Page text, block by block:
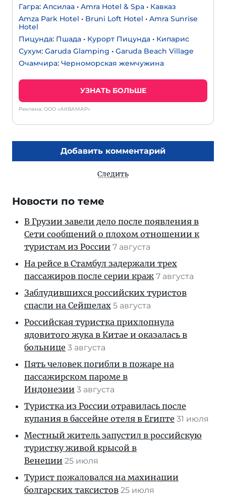
Гагра: Апсилаа • Amra Hotel & Spa • Кавказ
Amza Park Hotel • Bruni Loft Hotel • Amra Sunrise
Hotel
Пицунда: Пшада • Курорт Пицунда • Кипарис
Сухум: Garuda Glamping • Garuda Beach Village
Очамчира: Черноморская жемчужина
УЗНАТЬ БОЛЬШЕ
Реклама: ООО «АКВАМАР»
Добавить комментарий
Следить
Новости по теме
В Грузии завели дело после появления в
Сети сообщений о плохом отношении к
туристам из России 7 августа
На рейсе в Стамбул задержали трех
пассажиров после серии краж 7 августа
Заблудившихся российских туристов
спасли на Сейшелах 5 августа
Российская туристка прихлопнула
ядовитого жука в Китае и оказалась в
больнице 3 августа
Пять человек погибли в пожаре на
пассажирском пароме в
Индонезии 3 августа
Туристка из России отравилась после
купания в бассейне отеля в Египте 31 июля
Местный житель запустил в российскую
туристку живой крысой в
Венеции 25 июля
Турист пожаловался на махинации
болгарских таксистов 25 июля